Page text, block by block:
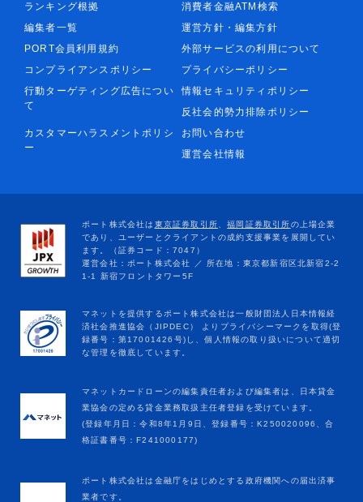
ランキング根拠
消費者金融ATM検索
編集者一覧
運営方針・編集方針
PORT会員利用規約
外部サービスの利用について
コンプライアンスポリシー
プライバシーポリシー
行動ターゲティング広告につい
て
情報セキュリティポリシー
反社会的勢力排除ポリシー
カスタマーハラスメントポリシ
ー
お問い合わせ
運営会社情報
マネットカードローンの編集責任者および編集者は、日本貸金
業協会の定める貸金業務取扱主任者登録を受けています。
(登録年月日：令和8年1月9日、登録番号：K250020096、合
格証書番号：F241000177)
ポート株式会社は金融庁をはじめとする政府機関への届出済事
業者です。